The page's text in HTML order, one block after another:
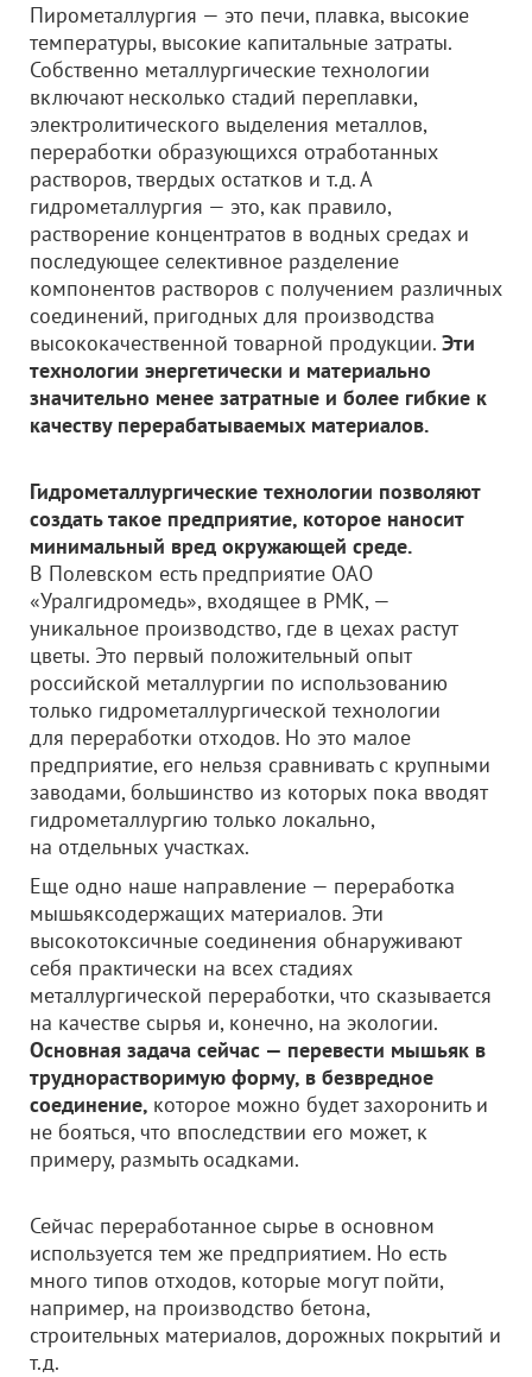
Пирометаллургия — это печи, плавка, высокие
температуры, высокие капитальные затраты.
Собственно металлургические технологии
включают несколько стадий переплавки,
электролитического выделения металлов,
переработки образующихся отработанных
растворов, твердых остатков и т.д. А
гидрометаллургия — это, как правило,
растворение концентратов в водных средах и
последующее селективное разделение
компонентов растворов с получением различных
соединений, пригодных для производства
высококачественной товарной продукции. Эти
технологии энергетически и материально
значительно менее затратные и более гибкие к
качеству перерабатываемых материалов.
Гидрометаллургические технологии позволяют
создать такое предприятие, которое наносит
минимальный вред окружающей среде.
В Полевском есть предприятие ОАО
«Уралгидромедь», входящее в РМК, —
уникальное производство, где в цехах растут
цветы. Это первый положительный опыт
российской металлургии по использованию
только гидрометаллургической технологии
для переработки отходов. Но это малое
предприятие, его нельзя сравнивать с крупными
заводами, большинство из которых пока вводят
гидрометаллургию только локально,
на отдельных участках.
Еще одно наше направление — переработка
мышьяксодержащих материалов. Эти
высокотоксичные соединения обнаруживают
себя практически на всех стадиях
металлургической переработки, что сказывается
на качестве сырья и, конечно, на экологии.
Основная задача сейчас — перевести мышьяк в
труднорастворимую форму, в безвредное
соединение, которое можно будет захоронить и
не бояться, что впоследствии его может, к
примеру, размыть осадками.
Сейчас переработанное сырье в основном
используется тем же предприятием. Но есть
много типов отходов, которые могут пойти,
например, на производство бетона,
строительных материалов, дорожных покрытий и
т.д.